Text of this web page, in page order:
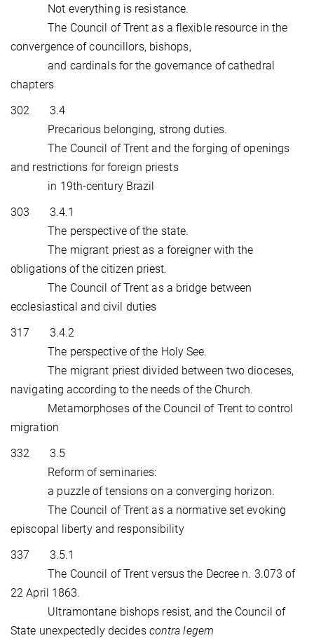
Not everything is resistance.
The Council of Trent as a flexible resource in the
convergence of councillors, bishops,
and cardinals for the governance of cathedral
chapters
302 3.4
Precarious belonging, strong duties.
The Council of Trent and the forging of openings
and restrictions for foreign priests
in 19th-century Brazil
303 3.4.1
The perspective of the state.
The migrant priest as a foreigner with the
obligations of the citizen priest.
The Council of Trent as a bridge between
ecclesiastical and civil duties
317 3.4.2
The perspective of the Holy See.
The migrant priest divided between two dioceses,
navigating according to the needs of the Church.
Metamorphoses of the Council of Trent to control
migration
332 3.5
Reform of seminaries:
a puzzle of tensions on a converging horizon.
The Council of Trent as a normative set evoking
episcopal liberty and responsibility
337 3.5.1
The Council of Trent versus the Decree n. 3.073 of
22 April 1863.
Ultramontane bishops resist, and the Council of
State unexpectedly decides contra legem